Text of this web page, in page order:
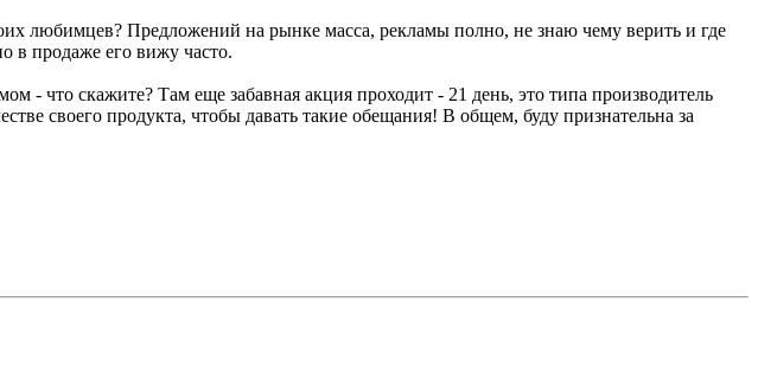
любимцев? Предложений на рынке масса, рекламы полно, не знаю чему верить и где
в продаже его вижу часто.
- что скажите? Там еще забавная акция проходит - 21 день, это типа производитель
своего продукта, чтобы давать такие обещания! В общем, буду признательна за